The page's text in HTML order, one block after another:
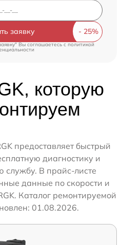
заявку
Вы соглашаетесь cполитикой
которую
предоставляет быстрый
диагностику и
службу. В прайс-листе
данные по скорости и
Каталог ремонтируемой
01.08.2026.